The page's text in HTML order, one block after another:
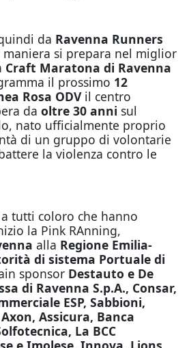
da Ravenna Runners
maniera si prepara nel miglior
Craft Maratona di Ravenna
il prossimo 12
Rosa ODV il centro
da oltre 30 anni sul
nato ufficialmente proprio
di un gruppo di volontarie
la violenza contro le
tutti coloro che hanno
la Pink RAnning,
alla Regione Emilia-
di sistema Portuale di
sponsor Destauto e De
di Ravenna S.p.A., Consar,
ESP, Sabbioni,
Axon, Assicura, Banca
La BCC